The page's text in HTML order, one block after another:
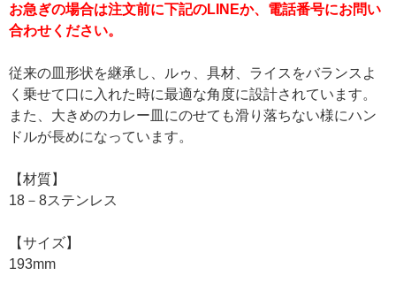
お急ぎの場合は注文前に下記のLINEか、電話番号にお問い
合わせください。
従来の皿形状を継承し、ルゥ、具材、ライスをバランスよ
く乗せて口に入れた時に最適な角度に設計されています。
また、大きめのカレー皿にのせても滑り落ちない様にハン
ドルが長めになっています。
【材質】
18－8ステンレス
【サイズ】
193mm